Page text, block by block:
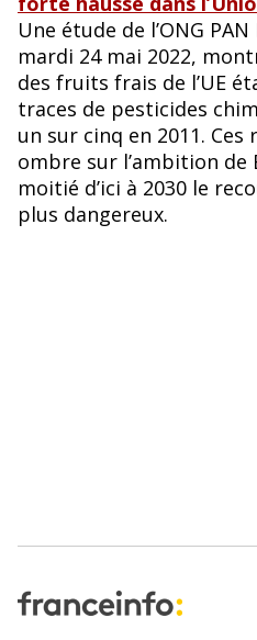
Une étude de l’ONG
mardi 24 mai 2022,
des fruits frais de l’UE
traces de pesticides
un sur cinq en 2011.
ombre sur l’ambition de
moitié d’ici à 2030 le
plus dangereux.